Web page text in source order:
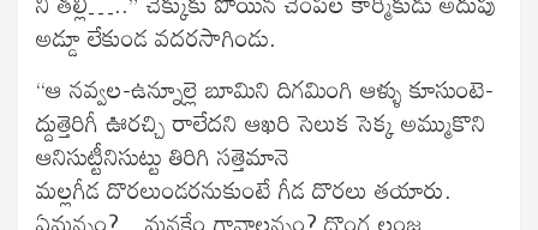
అడ్డూ లేకుండ వదరసాగిండు.
“ఆ నవ్వల-ఉన్నూల్లె బూమిని దిగమింగి ఆళ్ళు కూసుంటె-
ద్దుత్తెరిగీ ఊరచ్చి రాలేదని ఆఖరి సెలుక సెక్క అమ్ముకొని
ఆనిసుట్టీనిసుట్టు తిరిగి సత్తెమానె
మల్లగీడ దొరలుండరనుకుంటే గీడ దొరలు తయారు.